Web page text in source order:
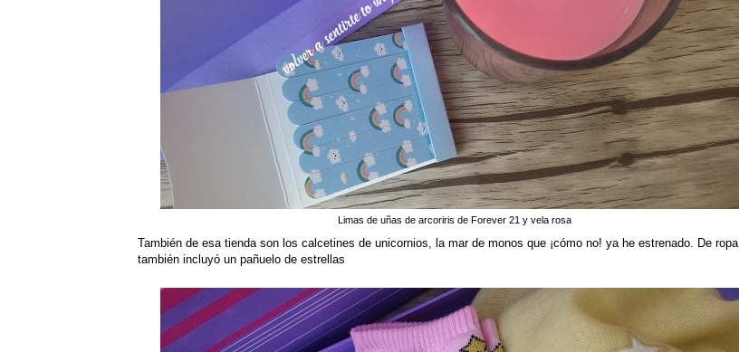
Limas de uñas de arcoriris de Forever 21 y vela rosa
También de esa tienda son los calcetines de unicornios, la mar de monos que ¡cómo no! ya he estrenado. De ropa
también incluyó un pañuelo de estrellas